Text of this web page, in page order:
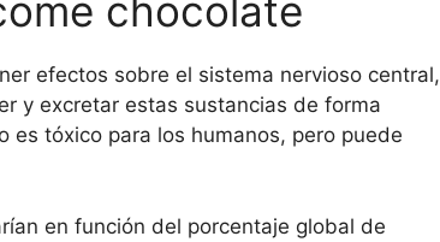
chocolate
efectos sobre el sistema nervioso central,
y excretar estas sustancias de forma
es tóxico para los humanos, pero puede
en función del porcentaje global de